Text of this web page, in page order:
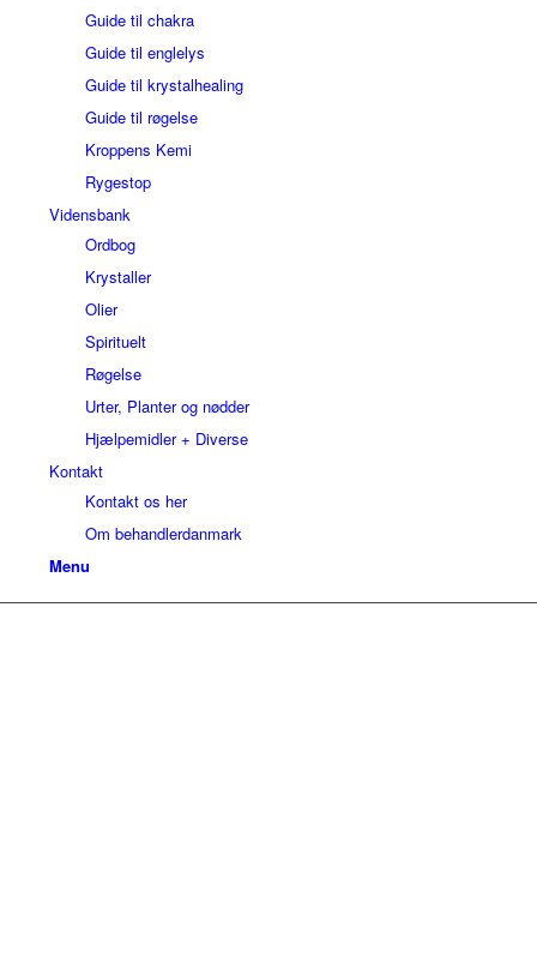
Guide til chakra
Guide til englelys
Guide til krystalhealing
Guide til røgelse
Kroppens Kemi
Rygestop
Vidensbank
Ordbog
Krystaller
Olier
Spirituelt
Røgelse
Urter, Planter og nødder
Hjælpemidler + Diverse
Kontakt
Kontakt os her
Om behandlerdanmark
Menu